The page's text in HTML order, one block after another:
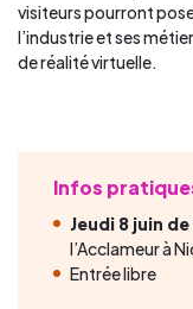
visiteurs pourront
l’industrie et ses
de réalité virtuelle.
Infos
Jeudi 8 juin
l’Acclameur à
Entrée libre